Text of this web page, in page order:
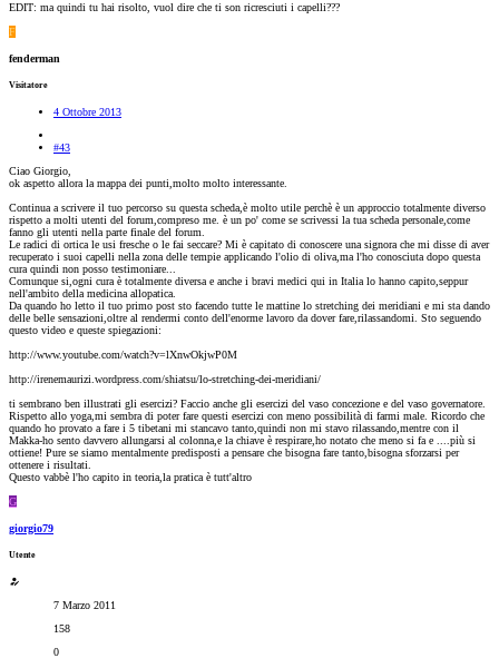
EDIT: ma quindi tu hai risolto, vuol dire che ti son ricresciuti i capelli???
F
fenderman
Visitatore
4 Ottobre 2013
#43
Ciao Giorgio,
ok aspetto allora la mappa dei punti,molto molto interessante.
Continua a scrivere il tuo percorso su questa scheda,è molto utile perchè è un approccio totalmente diverso
rispetto a molti utenti del forum,compreso me. è un po' come se scrivessi la tua scheda personale,come
fanno gli utenti nella parte finale del forum.
Le radici di ortica le usi fresche o le fai seccare? Mi è capitato di conoscere una signora che mi disse di aver
recuperato i suoi capelli nella zona delle tempie applicando l'olio di oliva,ma l'ho conosciuta dopo questa
cura quindi non posso testimoniare...
Comunque si,ogni cura è totalmente diversa e anche i bravi medici qui in Italia lo hanno capito,seppur
nell'ambito della medicina allopatica.
Da quando ho letto il tuo primo post sto facendo tutte le mattine lo stretching dei meridiani e mi sta dando
delle belle sensazioni,oltre al rendermi conto dell'enorme lavoro da dover fare,rilassandomi. Sto seguendo
questo video e queste spiegazioni:
http://www.youtube.com/watch?v=lXnwOkjwP0M
http://irenemaurizi.wordpress.com/shiatsu/lo-stretching-dei-meridiani/
ti sembrano ben illustrati gli esercizi? Faccio anche gli esercizi del vaso concezione e del vaso governatore.
Rispetto allo yoga,mi sembra di poter fare questi esercizi con meno possibilità di farmi male. Ricordo che
quando ho provato a fare i 5 tibetani mi stancavo tanto,quindi non mi stavo rilassando,mentre con il
Makka-ho sento davvero allungarsi al colonna,e la chiave è respirare,ho notato che meno si fa e ....più si
ottiene! Pure se siamo mentalmente predisposti a pensare che bisogna fare tanto,bisogna sforzarsi per
ottenere i risultati.
Questo vabbè l'ho capito in teoria,la pratica è tutt'altro
G
giorgio79
Utente
7 Marzo 2011
158
0